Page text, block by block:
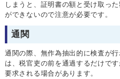
しまうと、証明書の額と受け取っ
ができないので注意が必要です。
通関
通関の際、無作為抽出的に検査が
は、税官吏の前を通過するだけで
要求される場合があります。